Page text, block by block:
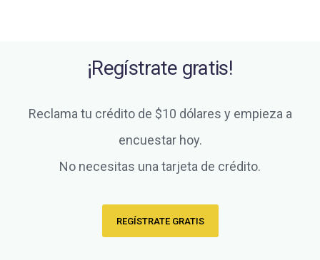
¡Regístrate gratis!
Reclama tu crédito de $10 dólares y empieza a
encuestar hoy.
No necesitas una tarjeta de crédito.
REGÍSTRATE GRATIS